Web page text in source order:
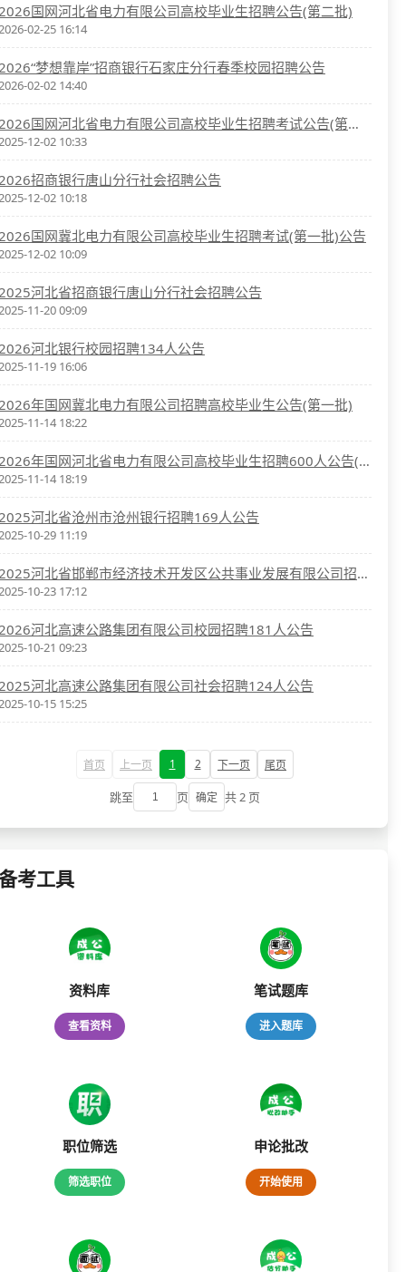
国网河北省电力有限公司高校毕业生招聘公告(第二批)
02-25 16:14
梦想靠岸”招商银行石家庄分行春季校园招聘公告
02-02 14:40
2026国网河北省电力有限公司高校毕业生招聘考试公告(第一批)
12-02 10:33
招商银行唐山分行社会招聘公告
12-02 10:18
国网冀北电力有限公司高校毕业生招聘考试(第一批)公告
12-02 10:09
河北省招商银行唐山分行社会招聘公告
11-20 09:09
河北银行校园招聘134人公告
11-19 16:06
年国网冀北电力有限公司招聘高校毕业生公告(第一批)
11-14 18:22
2026年国网河北省电力有限公司高校毕业生招聘600人公告(第一批)
11-14 18:19
河北省沧州市沧州银行招聘169人公告
10-29 11:19
2025河北省邯郸市经济技术开发区公共事业发展有限公司招聘20人公告
10-23 17:12
河北高速公路集团有限公司校园招聘181人公告
10-21 09:23
河北高速公路集团有限公司社会招聘124人公告
10-15 15:25
首页 上一页 1 2 下一页 尾页
跳至 页 确定 共 2 页
考工具
资料库
查看资料
笔试题库
进入题库
职位筛选
筛选职位
申论批改
开始使用